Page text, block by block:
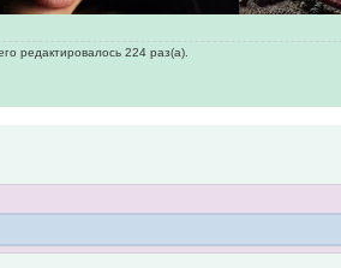
редактировалось 224 раз(а).